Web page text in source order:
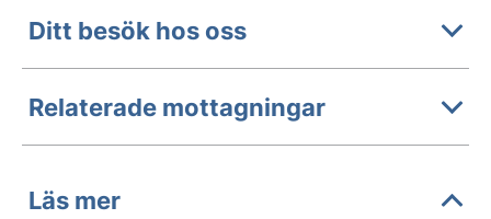
Ditt besök hos oss
Relaterade mottagningar
Läs mer